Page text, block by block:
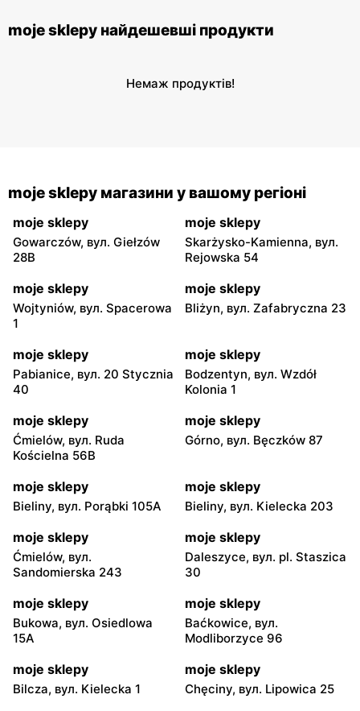
moje sklepy найдешевші продукти
Немаж продуктів!
moje sklepy магазини у вашому регіоні
moje sklepy
Gowarczów, вул. Giełzów
28B
moje sklepy
Skarżysko-Kamienna, вул.
Rejowska 54
moje sklepy
Wojtyniów, вул. Spacerowa
1
moje sklepy
Bliżyn, вул. Zafabryczna 23
moje sklepy
Pabianice, вул. 20 Stycznia
40
moje sklepy
Bodzentyn, вул. Wzdół
Kolonia 1
moje sklepy
Ćmielów, вул. Ruda
Kościelna 56B
moje sklepy
Górno, вул. Bęczków 87
moje sklepy
Bieliny, вул. Porąbki 105A
moje sklepy
Bieliny, вул. Kielecka 203
moje sklepy
Ćmielów, вул.
Sandomierska 243
moje sklepy
Daleszyce, вул. pl. Staszica
30
moje sklepy
Bukowa, вул. Osiedlowa
15A
moje sklepy
Baćkowice, вул.
Modliborzyce 96
moje sklepy
Bilcza, вул. Kielecka 1
moje sklepy
Chęciny, вул. Lipowica 25